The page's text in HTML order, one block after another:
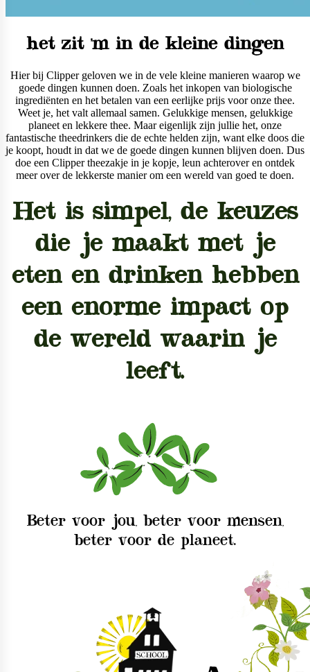
het zit 'm in de kleine dingen
Hier bij Clipper geloven we in de vele kleine manieren waarop we
goede dingen kunnen doen. Zoals het inkopen van biologische
ingrediënten en het betalen van een eerlijke prijs voor onze thee.
Weet je, het valt allemaal samen. Gelukkige mensen, gelukkige
planeet en lekkere thee. Maar eigenlijk zijn jullie het, onze
fantastische theedrinkers die de echte helden zijn, want elke doos die
je koopt, houdt in dat we de goede dingen kunnen blijven doen. Dus
doe een Clipper theezakje in je kopje, leun achterover en ontdek
meer over de lekkerste manier om een ​​wereld van goed te doen.
Het is simpel, de keuzes
die je maakt met je
eten en drinken hebben
een enorme impact op
de wereld waarin je
leeft.
Beter voor jou, beter voor mensen,
beter voor de planeet.